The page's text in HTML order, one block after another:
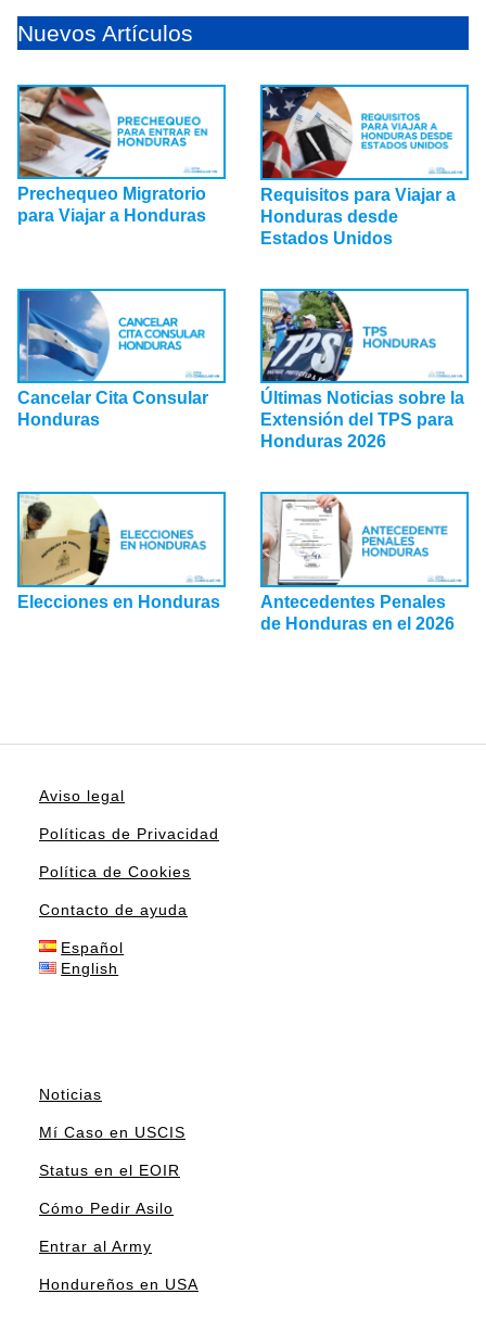
Nuevos Artículos
Prechequeo Migratorio
para Viajar a Honduras
Requisitos para Viajar a
Honduras desde
Estados Unidos
Cancelar Cita Consular
Honduras
Últimas Noticias sobre la
Extensión del TPS para
Honduras 2026
Elecciones en Honduras
Antecedentes Penales
de Honduras en el 2026
Aviso legal
Políticas de Privacidad
Política de Cookies
Contacto de ayuda
Español
English
Noticias
Mí Caso en USCIS
Status en el EOIR
Cómo Pedir Asilo
Entrar al Army
Hondureños en USA